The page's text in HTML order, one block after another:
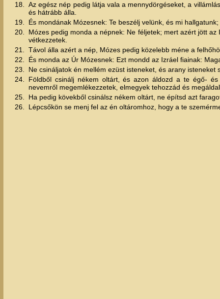
18.
Az egész nép pedig látja vala a mennydörgéseket, a
és hátrább álla.
19.
És mondának Mózesnek: Te beszélj velünk, és mi
20.
Mózes pedig monda a népnek: Ne féljetek; mert azért jött
vétkezzetek.
21.
Távol álla azért a nép, Mózes pedig közelebb méne a
22.
És monda az Úr Mózesnek: Ezt mondd az Izráel fiainak:
23.
Ne csináljatok én mellém ezüst isteneket, és arany isteneket
24.
Földből csinálj nékem oltárt, és azon áldozd a te égő-
nevemről megemlékezzetek, elmegyek tehozzád és
25.
Ha pedig kövekből csinálsz nékem oltárt, ne építsd azt
26.
Lépcsőkön se menj fel az én oltáromhoz, hogy a te